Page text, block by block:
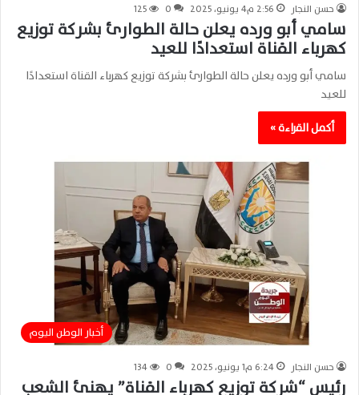
حسن النجار 2:56 م4 يونيو، 2025 0
125
سامي أبو ورده يعلن حالة الطوارئ بشركة توزيع
كهرباء القناة استعدادًا للعيد
سامي أبو ورده يعلن حالة الطوارئ بشركة توزيع كهرباء القناة استعدادًا
للعيد
أكمل القراءة »
أخبار الوطن اليوم
حسن النجار 6:24 م1 يونيو، 2025 0
134
رئيس “شركة توزيع كهرباء القناة” يهنئ الشعب